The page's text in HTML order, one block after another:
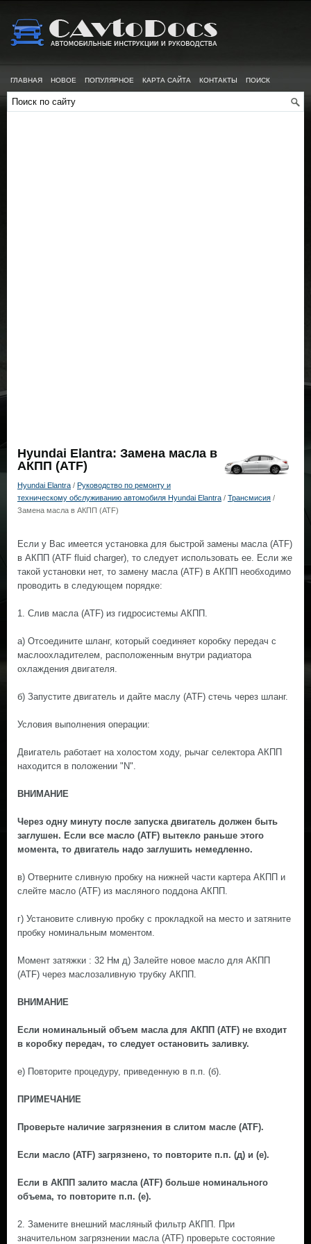
ГЛАВНАЯ НОВОЕ ПОПУЛЯРНОЕ КАРТА САЙТА КОНТАКТЫ ПОИСК
Hyundai Elantra: Замена масла в
АКПП (ATF)
Hyundai Elantra / Руководство по ремонту и
техническому обслуживанию автомобиля Hyundai Elantra / Трансмисия /
Замена масла в АКПП (ATF)
Если у Вас имеется установка для быстрой замены масла (ATF)
в АКПП (ATF fluid charger), то следует использовать ее. Если же
такой установки нет, то замену масла (ATF) в АКПП необходимо
проводить в следующем порядке:
1. Слив масла (ATF) из гидросистемы АКПП.
а) Отсоедините шланг, который соединяет коробку передач с
маслоохладителем, расположенным внутри радиатора
охлаждения двигателя.
б) Запустите двигатель и дайте маслу (ATF) стечь через шланг.
Условия выполнения операции:
Двигатель работает на холостом ходу, рычаг селектора АКПП
находится в положении "N".
ВНИМАНИЕ
Через одну минуту после запуска двигатель должен быть
заглушен. Если все масло (ATF) вытекло раньше этого
момента, то двигатель надо заглушить немедленно.
в) Отверните сливную пробку на нижней части картера АКПП и
слейте масло (ATF) из масляного поддона АКПП.
г) Установите сливную пробку с прокладкой на место и затяните
пробку номинальным моментом.
Момент затяжки : 32 Нм д) Залейте новое масло для АКПП
(ATF) через маслозаливную трубку АКПП.
ВНИМАНИЕ
Если номинальный объем масла для АКПП (ATF) не входит
в коробку передач, то следует остановить заливку.
е) Повторите процедуру, приведенную в п.п. (б).
ПРИМЕЧАНИЕ
Проверьте наличие загрязнения в слитом масле (ATF).
Если масло (ATF) загрязнено, то повторите п.п. (д) и (е).
Если в АКПП залито масла (ATF) больше номинального
объема, то повторите п.п. (е).
2. Замените внешний масляный фильтр АКПП. При
значительном загрязнении масла (ATF) проверьте состояние